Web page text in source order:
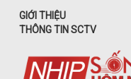
GIỚI THIỆU
THÔNG TIN SCTV